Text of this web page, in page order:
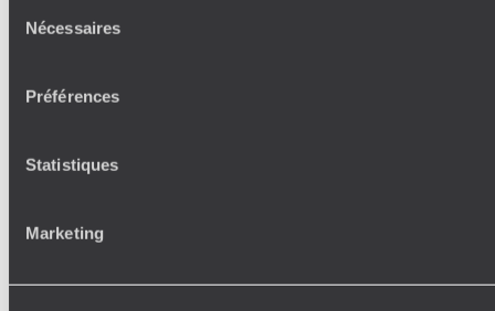
Nécessaires
Préférences
Statistiques
Marketing